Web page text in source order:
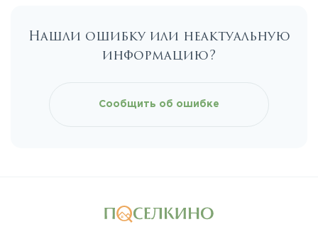
Каширское
Нашли ошибку или неактуальную
информацию?
Сообщить об ошибке